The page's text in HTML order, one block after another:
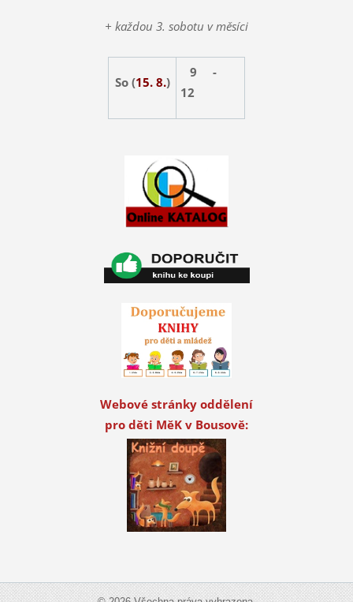
+ každou 3. sobotu v měsíci
So (15. 8.)
9 -
12
Webové stránky oddělení
pro děti MěK v Bousově: